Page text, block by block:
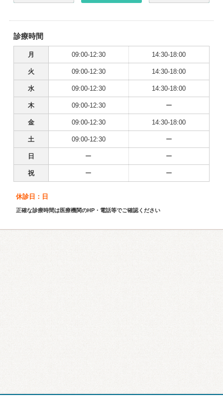
診療時間
月 09:00-12:30 14:30-18:00
火 09:00-12:30 14:30-18:00
水 09:00-12:30 14:30-18:00
木 09:00-12:30 ー
金 09:00-12:30 14:30-18:00
土 09:00-12:30 ー
日 ー ー
祝 ー ー
休診日：日
正確な診療時間は医療機関のHP・電話等でご確認ください